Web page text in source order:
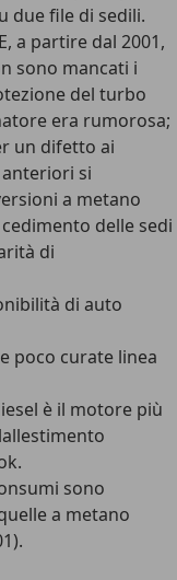
due file di sedili.
a partire dal 2001,
sono mancati i
del turbo
era rumorosa;
un difetto ai
anteriori si
a metano
delle sedi
di
di auto
poco curate linea
è il motore più
sono
a metano